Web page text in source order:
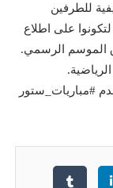
للطرفين
لتكونوا على اطلاع
الموسم الرسمي.
#مباريات_ستور